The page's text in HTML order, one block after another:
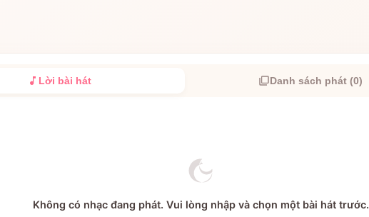
Lời bài hát Danh sách phát (0)
Không có nhạc đang phát. Vui lòng nhập và chọn một bài hát trước.